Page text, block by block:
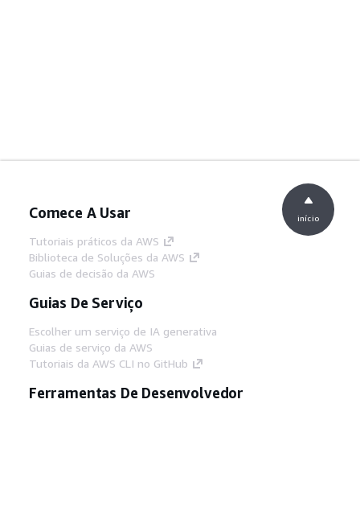
Comece A Usar
Tutoriais práticos da AWS
Biblioteca de Soluções da AWS
Guias de decisão da AWS
Guias De Serviço
Escolher um serviço de IA generativa
Guias de serviço da AWS
Tutoriais da AWS CLI no GitHub
Ferramentas De Desenvolvedor
início